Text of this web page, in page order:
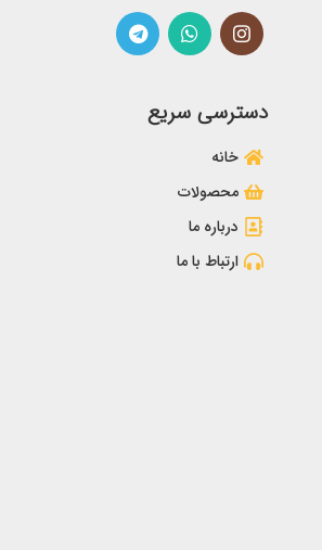
دسترسی سریع
خانه
محصولات
درباره ما
ارتباط با ما